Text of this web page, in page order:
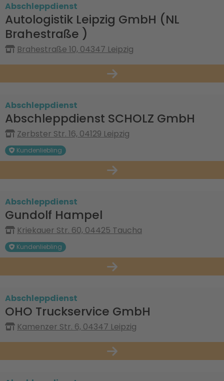
Abschleppdienst
Autologistik Leipzig GmbH (NL
Brahestraße )
Brahestraße 10, 04347 Leipzig
Abschleppdienst
Abschleppdienst SCHOLZ GmbH
Zerbster Str. 16, 04129 Leipzig
Kundenliebling
Abschleppdienst
Gundolf Hampel
Kriekauer Str. 60, 04425 Taucha
Kundenliebling
Abschleppdienst
OHO Truckservice GmbH
Kamenzer Str. 6, 04347 Leipzig